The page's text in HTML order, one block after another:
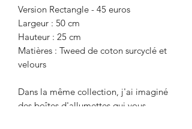
Version Rectangle - 45 euros
Largeur : 50 cm
Hauteur : 25 cm
Matières : Tweed de coton surcyclé et
velours
Dans la même collection, j'ai imaginé
des boîtes d'allumettes qui vous